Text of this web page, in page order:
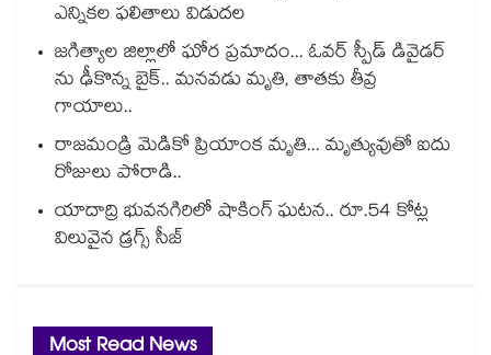
ఎన్నికల ఫలితాలు విడుదల
జగిత్యాల జిల్లాలో ఘోర ప్రమాదం... ఓవర్ స్పీడ్ డివైడర్
ను ఢీకొన్న బైక్.. మనవడు మృతి, తాతకు తీవ్ర
గాయాలు..
రాజమండ్రి మెడికో ప్రియాంక మృతి... మృత్యువుతో ఐదు
రోజులు పోరాడి..
యాదాద్రి భువనగిరిలో షాకింగ్ ఘటన.. రూ.54 కోట్ల
విలువైన డ్రగ్స్ సీజ్